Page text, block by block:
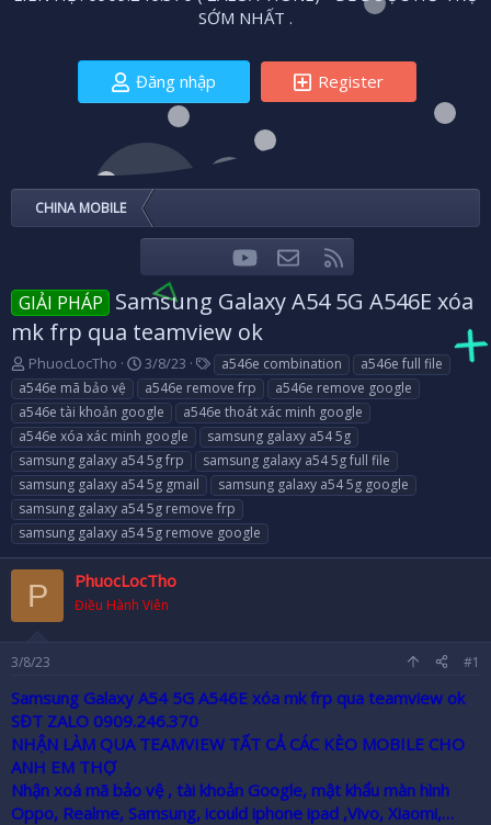
SỚM NHẤT .
Đăng nhập Register
CHINA MOBILE
FacebookTwitteryoutubeLiên hệ
GIẢI PHÁP Samsung Galaxy A54 5G A546E xóa
mk frp qua teamview ok
T
h
r
e
a
d
s
t
a
r
t
PhuocLocTho
N
g
à
y
g
ử
i
3/8/23
T
a
g
s
a546e combination
a546e full file
a546e mã bảo vệ
a546e remove frp
a546e remove google
a546e tài khoản google
a546e thoát xác minh google
a546e xóa xác minh google
samsung galaxy a54 5g
samsung galaxy a54 5g frp
samsung galaxy a54 5g full file
samsung galaxy a54 5g gmail
samsung galaxy a54 5g google
samsung galaxy a54 5g remove frp
samsung galaxy a54 5g remove google
P PhuocLocTho
Điều Hành Viên
3/8/23 #1
Samsung Galaxy A54 5G A546E xóa mk frp qua teamview ok
SĐT ZALO 0909.246.370
NHẬN LÀM QUA TEAMVIEW TẤT CẢ CÁC KÈO MOBILE CHO
ANH EM THỢ
Nhận xoá mã bảo vệ , tài khoản Google, mật khẩu màn hình
Oppo, Realme, Samsung, icould iphone ipad ,Vivo, Xiaomi,…